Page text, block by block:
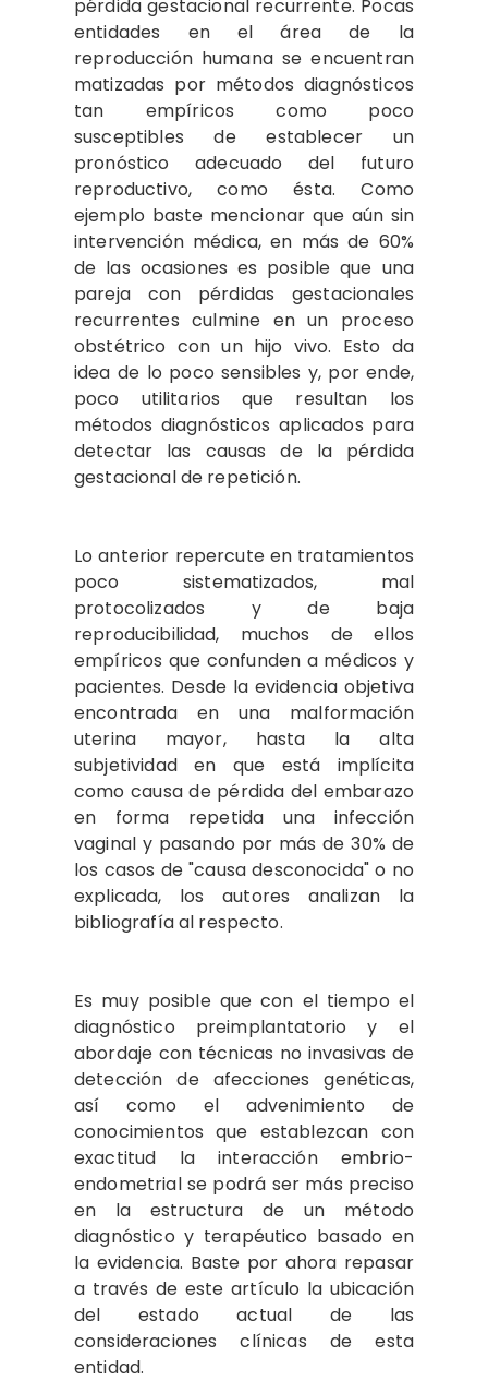
pérdida gestacional recurrente. Pocas
entidades en el área de la
reproducción humana se encuentran
matizadas por métodos diagnósticos
tan empíricos como poco
susceptibles de establecer un
pronóstico adecuado del futuro
reproductivo, como ésta. Como
ejemplo baste mencionar que aún sin
intervención médica, en más de 60%
de las ocasiones es posible que una
pareja con pérdidas gestacionales
recurrentes culmine en un proceso
obstétrico con un hijo vivo. Esto da
idea de lo poco sensibles y, por ende,
poco utilitarios que resultan los
métodos diagnósticos aplicados para
detectar las causas de la pérdida
gestacional de repetición.
Lo anterior repercute en tratamientos
poco sistematizados, mal
protocolizados y de baja
reproducibilidad, muchos de ellos
empíricos que confunden a médicos y
pacientes. Desde la evidencia objetiva
encontrada en una malformación
uterina mayor, hasta la alta
subjetividad en que está implícita
como causa de pérdida del embarazo
en forma repetida una infección
vaginal y pasando por más de 30% de
los casos de "causa desconocida" o no
explicada, los autores analizan la
bibliografía al respecto.
Es muy posible que con el tiempo el
diagnóstico preimplantatorio y el
abordaje con técnicas no invasivas de
detección de afecciones genéticas,
así como el advenimiento de
conocimientos que establezcan con
exactitud la interacción embrio-
endometrial se podrá ser más preciso
en la estructura de un método
diagnóstico y terapéutico basado en
la evidencia. Baste por ahora repasar
a través de este artículo la ubicación
del estado actual de las
consideraciones clínicas de esta
entidad.